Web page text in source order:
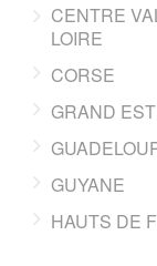
CENTRE
LOIRE
CORSE
GRAND EST
GUYANE
HAUTS DE